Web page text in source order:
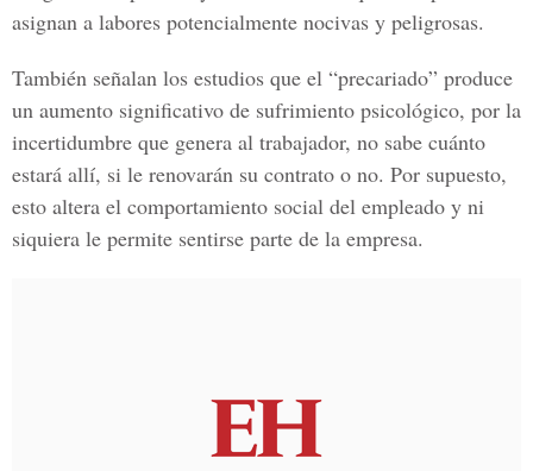
asignan a labores potencialmente nocivas y peligrosas.
También señalan los estudios que el “precariado” produce
un aumento significativo de sufrimiento psicológico, por la
incertidumbre que genera al trabajador, no sabe cuánto
estará allí, si le renovarán su contrato o no. Por supuesto,
esto altera el comportamiento social del empleado y ni
siquiera le permite sentirse parte de la empresa.